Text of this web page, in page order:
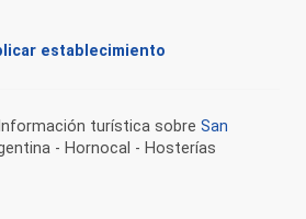
establecimiento
turística sobre San
- Hornocal - Hosterías